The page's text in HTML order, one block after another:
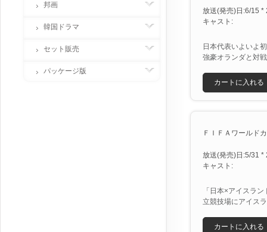
放送(発売)日:6/15 *
キャスト:
日本代表いよいよ
強豪オランダと対
カートに入れる
ＦＩＦＡワールド
放送(発売)日:5/31 *
キャスト:
「日本×アイスラ
立競技場にアイス
カートに入れる
邦画
韓国ドラマ
セット販売
パッケージ版